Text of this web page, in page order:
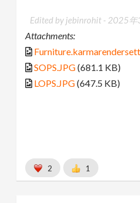
Edited by jebinrohit - 2025年
Attachments:
SOPS.JPG(681.1 KB)
LOPS.JPG(647.5 KB)
2 1